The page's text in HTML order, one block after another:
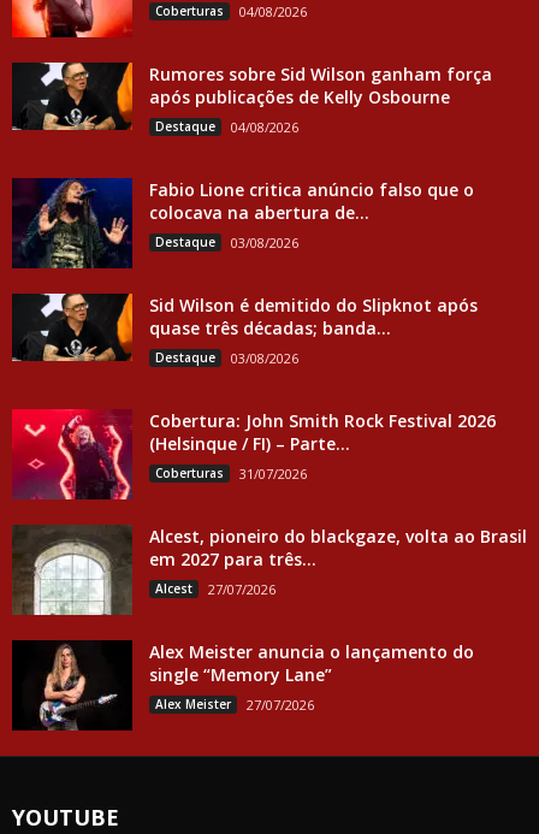
Coberturas 04/08/2026
Rumores sobre Sid Wilson ganham força
após publicações de Kelly Osbourne
Destaque 04/08/2026
Fabio Lione critica anúncio falso que o
colocava na abertura de...
Destaque 03/08/2026
Sid Wilson é demitido do Slipknot após
quase três décadas; banda...
Destaque 03/08/2026
Cobertura: John Smith Rock Festival 2026
(Helsinque / FI) – Parte...
Coberturas 31/07/2026
Alcest, pioneiro do blackgaze, volta ao Brasil
em 2027 para três...
Alcest 27/07/2026
Alex Meister anuncia o lançamento do
single “Memory Lane”
Alex Meister 27/07/2026
YOUTUBE